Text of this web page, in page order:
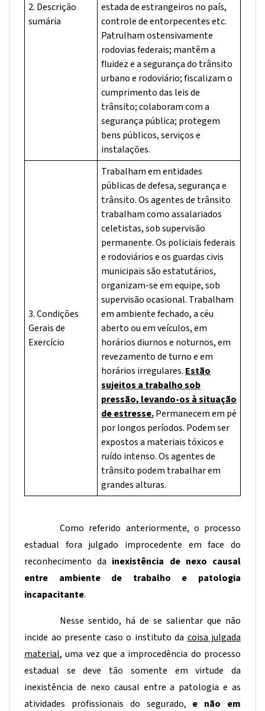
2. Descrição
sumária
estada de estrangeiros no país,
controle de entorpecentes etc.
Patrulham ostensivamente
rodovias federais; mantêm a
fluidez e a segurança do trânsito
urbano e rodoviário; fiscalizam o
cumprimento das leis de
trânsito; colaboram com a
segurança pública; protegem
bens públicos, serviços e
instalações.
3. Condições
Gerais de
Exercício
Trabalham em entidades
públicas de defesa, segurança e
trânsito. Os agentes de trânsito
trabalham como assalariados
celetistas, sob supervisão
permanente. Os policiais federais
e rodoviários e os guardas civis
municipais são estatutários,
organizam-se em equipe, sob
supervisão ocasional. Trabalham
em ambiente fechado, a céu
aberto ou em veículos, em
horários diurnos e noturnos, em
revezamento de turno e em
horários irregulares. Estão
sujeitos a trabalho sob
pressão, levando-os à situação
de estresse.Permanecem em pé
por longos períodos. Podem ser
expostos a materiais tóxicos e
ruído intenso. Os agentes de
trânsito podem trabalhar em
grandes alturas.
Como referido anteriormente, o processo
estadual fora julgado improcedente em face do
reconhecimento da inexistência de nexo causal
entre ambiente de trabalho e patologia
incapacitante.
Nesse sentido, há de se salientar que não
incide ao presente caso o instituto da coisa julgada
material, uma vez que a improcedência do processo
estadual se deve tão somente em virtude da
inexistência de nexo causal entre a patologia e as
atividades profissionais do segurado, e não em